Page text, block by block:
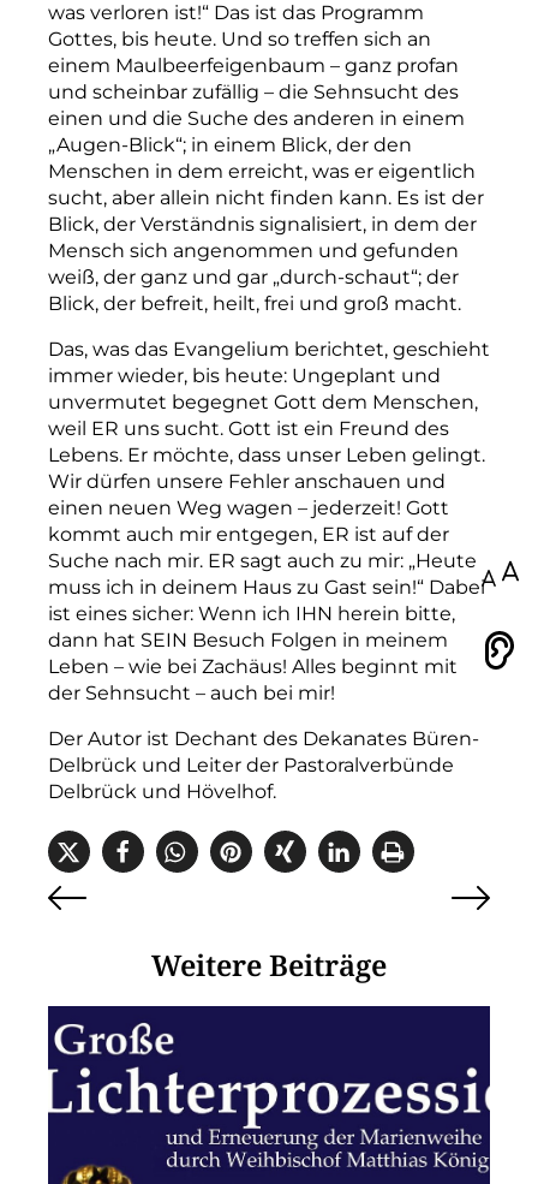
was verloren ist!“ Das ist das Programm
Gottes, bis heute. Und so treffen sich an
einem Maulbeerfeigenbaum – ganz profan
und scheinbar zufällig – die Sehnsucht des
einen und die Suche des anderen in einem
„Augen-­Blick“; in einem Blick, der den
Menschen in dem erreicht, was er eigentlich
sucht, aber allein nicht finden kann. Es ist der
Blick, der Verständnis si­gnalisiert, in dem der
Mensch sich angenommen und gefunden
weiß, der ganz und gar „durch-schaut“; der
Blick, der befreit, heilt, frei und groß macht.
Das, was das Evangelium berichtet, geschieht
immer wieder, bis heute: Ungeplant und
unvermutet begegnet Gott dem Menschen,
weil ER uns sucht. Gott ist ein Freund des
Lebens. Er möchte, dass unser Leben gelingt.
Wir dürfen unsere Fehler anschauen und
einen neuen Weg wagen – jederzeit! Gott
kommt auch mir entgegen, ER ist auf der
Suche nach mir. ER sagt auch zu mir: „Heute
muss ich in deinem Haus zu Gast sein!“ Dabei
ist eines sicher: Wenn ich IHN herein bitte,
dann hat SEIN Besuch Folgen in meinem
Leben – wie bei Zachäus! Alles beginnt mit
der Sehnsucht – auch bei mir!
Der Autor ist Dechant des Dekanates Büren-
Delbrück und Leiter der Pastoralverbünde
Delbrück und Hövelhof.
Weitere Beiträge
100
Vorlesen